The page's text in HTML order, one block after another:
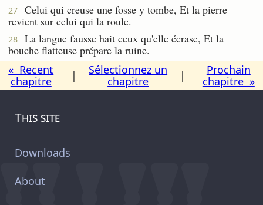
27
Celui qui creuse une fosse y tombe, Et la pierre
revient sur celui qui la roule.
28
La langue fausse hait ceux qu'elle écrase, Et la
bouche flatteuse prépare la ruine.
« Recent
chapitre
|
Sélectionnez un
chapitre
|
Prochain
chapitre »
This site
Downloads
About